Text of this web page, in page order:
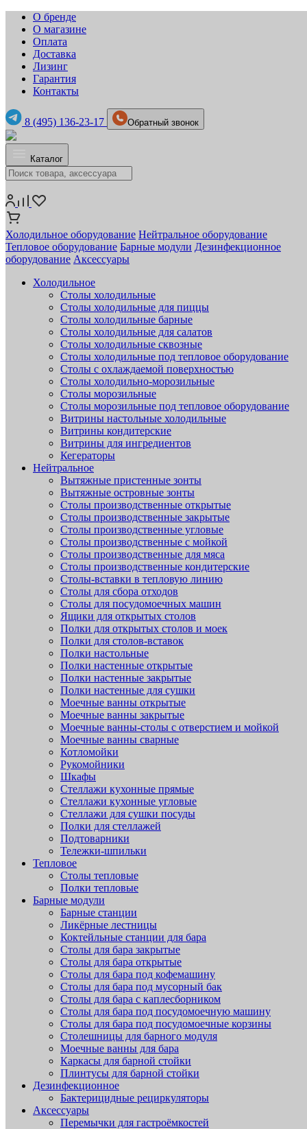
О бренде
О магазине
Оплата
Доставка
Лизинг
Гарантия
Контакты
8 (495) 136-23-17 Обратный звонок
Каталог
Холодильное оборудование Нейтральное оборудование
Тепловое оборудование Барные модули Дезинфекционное
оборудование Аксессуары
Холодильное
Столы холодильные
Столы холодильные для пиццы
Столы холодильные барные
Столы холодильные для салатов
Столы холодильные сквозные
Столы холодильные под тепловое оборудование
Столы с охлаждаемой поверхностью
Столы холодильно-морозильные
Столы морозильные
Столы морозильные под тепловое оборудование
Витрины настольные холодильные
Витрины кондитерские
Витрины для ингредиентов
Кегераторы
Нейтральное
Вытяжные пристенные зонты
Вытяжные островные зонты
Столы производственные открытые
Столы производственные закрытые
Столы производственные угловые
Столы производственные с мойкой
Столы производственные для мяса
Столы производственные кондитерские
Столы-вставки в тепловую линию
Столы для сбора отходов
Столы для посудомоечных машин
Ящики для открытых столов
Полки для открытых столов и моек
Полки для столов-вставок
Полки настольные
Полки настенные открытые
Полки настенные закрытые
Полки настенные для сушки
Моечные ванны открытые
Моечные ванны закрытые
Моечные ванны-столы с отверстием и мойкой
Моечные ванны сварные
Котломойки
Рукомойники
Шкафы
Стеллажи кухонные прямые
Стеллажи кухонные угловые
Стеллажи для сушки посуды
Полки для стеллажей
Подтоварники
Тележки-шпильки
Тепловое
Столы тепловые
Полки тепловые
Барные модули
Барные станции
Ликёрные лестницы
Коктейльные станции для бара
Столы для бара закрытые
Столы для бара открытые
Столы для бара под кофемашину
Столы для бара под мусорный бак
Столы для бара с каплесборником
Столы для бара под посудомоечную машину
Столы для бара под посудомоечные корзины
Столешницы для барного модуля
Моечные ванны для бара
Каркасы для барной стойки
Плинтусы для барной стойки
Дезинфекционное
Бактерицидные рециркуляторы
Аксессуары
Перемычки для гастроёмкостей